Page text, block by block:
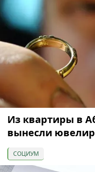
Из квартиры в
вынесли
СОЦИУМ